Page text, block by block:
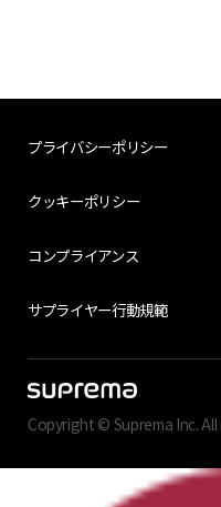
プライバシーポリシー
クッキーポリシー
コンプライアンス
サプライヤー行動規範
Copyright © Suprema Inc.